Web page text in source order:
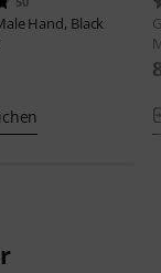
Hand, Black